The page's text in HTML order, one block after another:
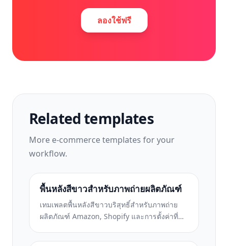
ลองใช้ฟรี
Related templates
More e-commercetemplates for your
workflow.
พื้นหลังสีขาวสำหรับภาพถ่ายผลิตภัณฑ์
เทมเพลตพื้นหลังสีขาวบริสุทธิ์สำหรับภาพถ่าย
ผลิตภัณฑ์ Amazon, Shopify และการตั้งค่าที่
ที่สะอาดและเป็นมืออาชีพที่แปลง